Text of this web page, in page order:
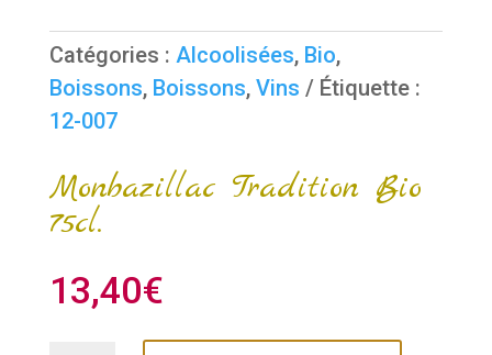
Catégories : Alcoolisées, Bio,
Boissons, Boissons, Vins
Étiquette :
12-007
Monbazillac Tradition Bio
75cl.
13,40€